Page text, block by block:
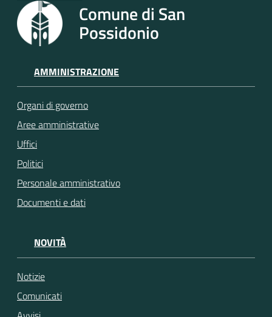
Comune di San
Possidonio
AMMINISTRAZIONE
Organi di governo
Aree amministrative
Uffici
Politici
Personale amministrativo
Documenti e dati
NOVITÀ
Notizie
Comunicati